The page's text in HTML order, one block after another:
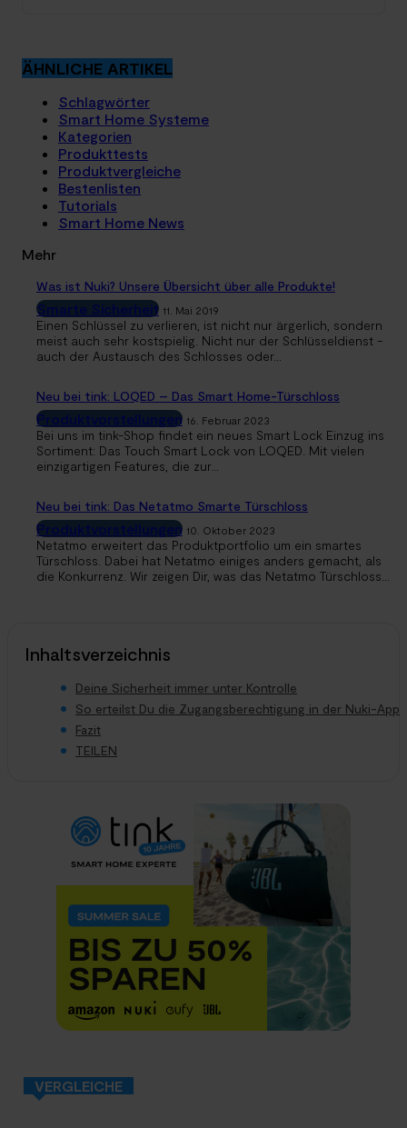
ÄHNLICHE ARTIKEL
Schlagwörter
Smart Home Systeme
Kategorien
Produkttests
Produktvergleiche
Bestenlisten
Tutorials
Smart Home News
Mehr
Was ist Nuki? Unsere Übersicht über alle Produkte!
Smarte Sicherheit 11. Mai 2019
Einen Schlüssel zu verlieren, ist nicht nur ärgerlich, sondern
meist auch sehr kostspielig. Nicht nur der Schlüsseldienst -
auch der Austausch des Schlosses oder...
Neu bei tink: LOQED – Das Smart Home-Türschloss
Produktvorstellungen 16. Februar 2023
Bei uns im tink-Shop findet ein neues Smart Lock Einzug ins
Sortiment: Das Touch Smart Lock von LOQED. Mit vielen
einzigartigen Features, die zur...
Neu bei tink: Das Netatmo Smarte Türschloss
Produktvorstellungen 10. Oktober 2023
Netatmo erweitert das Produktportfolio um ein smartes
Türschloss. Dabei hat Netatmo einiges anders gemacht, als
die Konkurrenz. Wir zeigen Dir, was das Netatmo Türschloss...
Inhaltsverzeichnis
Deine Sicherheit immer unter Kontrolle
So erteilst Du die Zugangsberechtigung in der Nuki-App
Fazit
TEILEN
VERGLEICHE